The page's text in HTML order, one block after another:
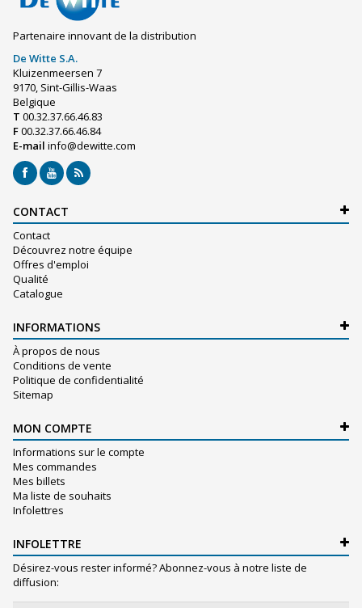
Partenaire innovant de la distribution
De Witte S.A.
Kluizenmeersen 7
9170, Sint-Gillis-Waas
Belgique
T 00.32.37.66.46.83
F00.32.37.66.46.84
E-mail info@dewitte.com
CONTACT
Contact
Découvrez notre équipe
Offres d'emploi
Qualité
Catalogue
INFORMATIONS
À propos de nous
Conditions de vente
Politique de confidentialité
Sitemap
MON COMPTE
Informations sur le compte
Mes commandes
Mes billets
Ma liste de souhaits
Infolettres
INFOLETTRE
Désirez-vous rester informé? Abonnez-vous à notre liste de
diffusion: